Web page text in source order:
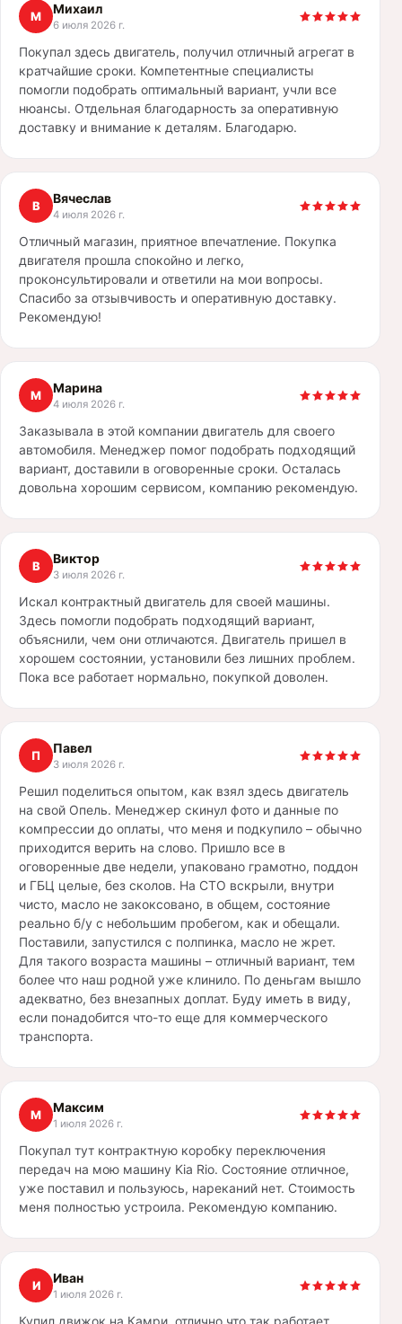
М Михаил
6 июля 2026 г.
Покупал здесь двигатель, получил отличный агрегат в
кратчайшие сроки. Компетентные специалисты
помогли подобрать оптимальный вариант, учли все
нюансы. Отдельная благодарность за оперативную
доставку и внимание к деталям. Благодарю.
В Вячеслав
4 июля 2026 г.
Отличный магазин, приятное впечатление. Покупка
двигателя прошла спокойно и легко,
проконсультировали и ответили на мои вопросы.
Спасибо за отзывчивость и оперативную доставку.
Рекомендую!
М Марина
4 июля 2026 г.
Заказывала в этой компании двигатель для своего
автомобиля. Менеджер помог подобрать подходящий
вариант, доставили в оговоренные сроки. Осталась
довольна хорошим сервисом, компанию рекомендую.
В Виктор
3 июля 2026 г.
Искал контрактный двигатель для своей машины.
Здесь помогли подобрать подходящий вариант,
объяснили, чем они отличаются. Двигатель пришел в
хорошем состоянии, установили без лишних проблем.
Пока все работает нормально, покупкой доволен.
П Павел
3 июля 2026 г.
Решил поделиться опытом, как взял здесь двигатель
на свой Опель. Менеджер скинул фото и данные по
компрессии до оплаты, что меня и подкупило – обычно
приходится верить на слово. Пришло все в
оговоренные две недели, упаковано грамотно, поддон
и ГБЦ целые, без сколов. На СТО вскрыли, внутри
чисто, масло не закоксовано, в общем, состояние
реально б/у с небольшим пробегом, как и обещали.
Поставили, запустился с полпинка, масло не жрет.
Для такого возраста машины – отличный вариант, тем
более что наш родной уже клинило. По деньгам вышло
адекватно, без внезапных доплат. Буду иметь в виду,
если понадобится что-то еще для коммерческого
транспорта.
М Максим
1 июля 2026 г.
Покупал тут контрактную коробку переключения
передач на мою машину Kia Rio. Состояние отличное,
уже поставил и пользуюсь, нареканий нет. Стоимость
меня полностью устроила. Рекомендую компанию.
И Иван
1 июля 2026 г.
Купил движок на Камри, отлично что так работает